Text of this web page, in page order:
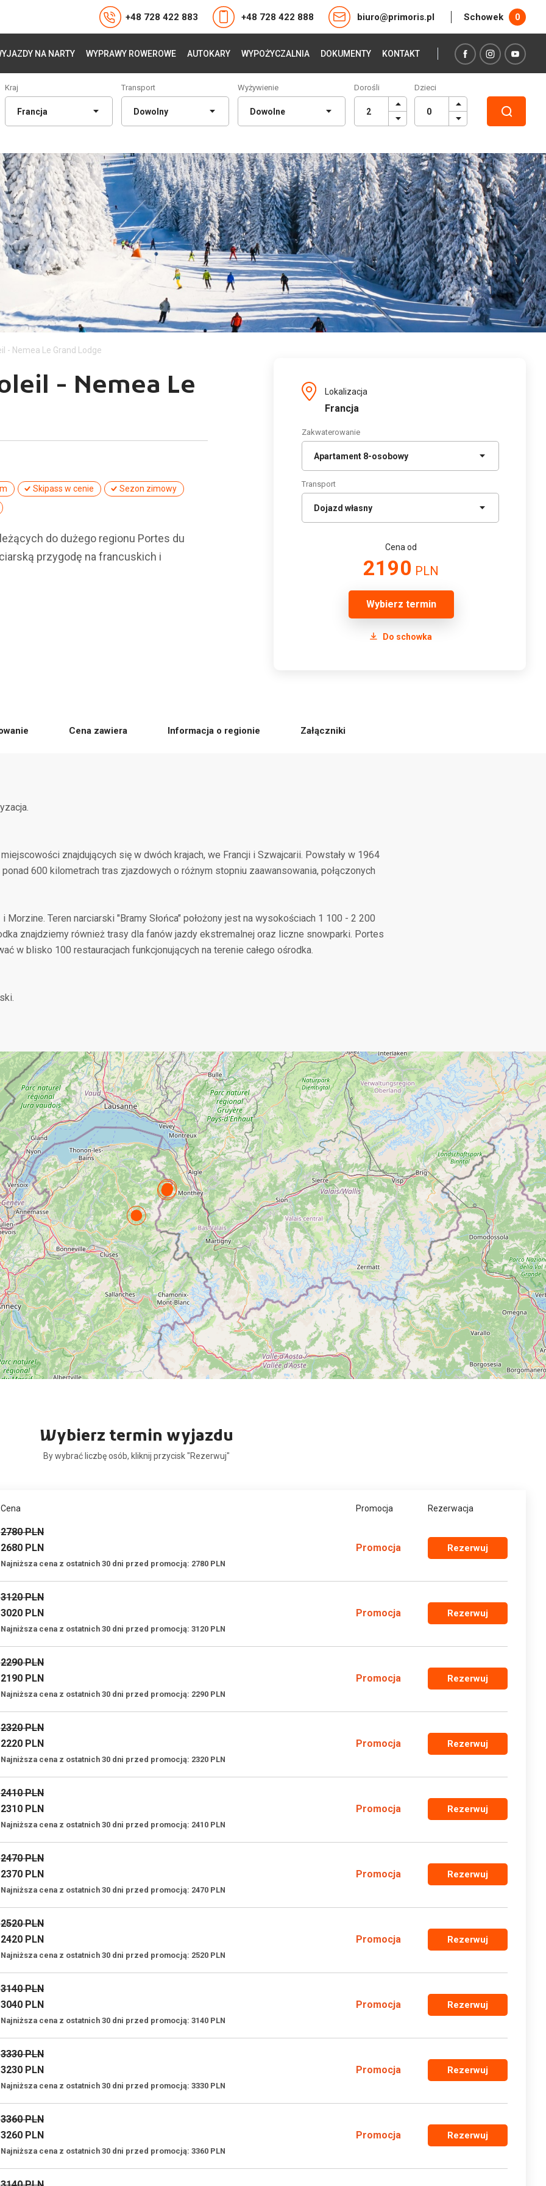
+48 728 422 883 +48 728 422 888 biuro@primoris.pl Schowek 0
NA NARTY WYPRAWY ROWEROWE AUTOKARY WYPOŻYCZALNIA DOKUMENTY KONTAKT
Kraj Transport Wyżywienie Dorośli Dzieci
- Nemea Le Grand Lodge
- Nemea Le
Skipass w cenie Sezon zimowy
do dużego regionu Portes du
przygodę na francuskich i
Lokalizacja
Francja
Zakwaterowanie
Transport
Cena od
2190 PLN
Wybierz termin
Do schowka
Cena zawiera Informacja o regionie Załączniki
znajdujących się w dwóch krajach, we Francji i Szwajcarii. Powstały w 1964
600 kilometrach tras zjazdowych o różnym stopniu zaawansowania, połączonych
Teren narciarski "Bramy Słońca" położony jest na wysokościach 1 100 - 2 200
znajdziemy również trasy dla fanów jazdy ekstremalnej oraz liczne snowparki. Portes
w blisko 100 restauracjach funkcjonujących na terenie całego ośrodka.
Wybierz termin wyjazdu
By wybrać liczbę osób, kliknij przycisk "Rezerwuj"
Cena Promocja Rezerwacja
2780 PLN
2680 PLN
Najniższa cena z ostatnich 30 dni przed promocją: 2780 PLN
Promocja Rezerwuj
3120 PLN
3020 PLN
Najniższa cena z ostatnich 30 dni przed promocją: 3120 PLN
Promocja Rezerwuj
2290 PLN
2190 PLN
Najniższa cena z ostatnich 30 dni przed promocją: 2290 PLN
Promocja Rezerwuj
2320 PLN
2220 PLN
Najniższa cena z ostatnich 30 dni przed promocją: 2320 PLN
Promocja Rezerwuj
2410 PLN
2310 PLN
Najniższa cena z ostatnich 30 dni przed promocją: 2410 PLN
Promocja Rezerwuj
2470 PLN
2370 PLN
Najniższa cena z ostatnich 30 dni przed promocją: 2470 PLN
Promocja Rezerwuj
2520 PLN
2420 PLN
Najniższa cena z ostatnich 30 dni przed promocją: 2520 PLN
Promocja Rezerwuj
3140 PLN
3040 PLN
Najniższa cena z ostatnich 30 dni przed promocją: 3140 PLN
Promocja Rezerwuj
3330 PLN
3230 PLN
Najniższa cena z ostatnich 30 dni przed promocją: 3330 PLN
Promocja Rezerwuj
3360 PLN
3260 PLN
Najniższa cena z ostatnich 30 dni przed promocją: 3360 PLN
Promocja Rezerwuj